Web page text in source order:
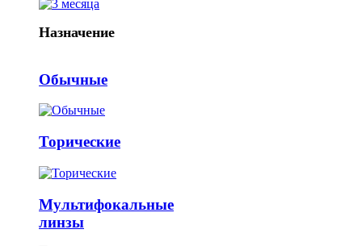
Назначение
Обычные
Торические
Мультифокальные
линзы